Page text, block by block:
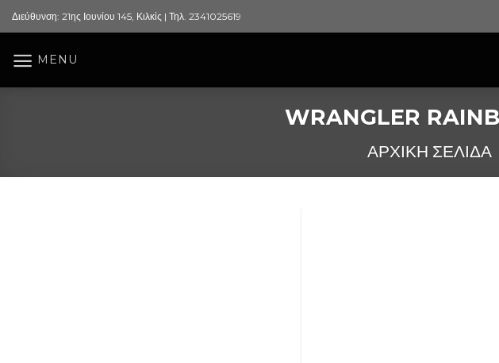
Skip
to
Διεύθυνση: 21ης Ιουνίου 145, Κιλκίς | Τηλ. 2341025619
MENU
WRANGLER
ΑΡΧΙΚΉ ΣΕΛΊΔΑ